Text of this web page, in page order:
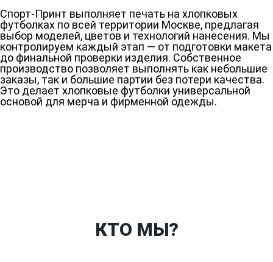
Спорт-Принт выполняет печать на хлопковых
футболках по всей территории Москве, предлагая
выбор моделей, цветов и технологий нанесения. Мы
контролируем каждый этап — от подготовки макета
до финальной проверки изделия. Собственное
производство позволяет выполнять как небольшие
заказы, так и большие партии без потери качества.
Это делает хлопковые футболки универсальной
основой для мерча и фирменной одежды.
КТО МЫ?